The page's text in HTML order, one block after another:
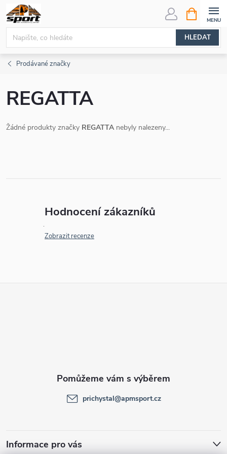
Přejít
na
obsah
HLEDAT
NÁKUPNÍ
KOŠÍK
Prodávané značky
REGATTA
Žádné produkty značky REGATTAnebyly nalezeny...
Hodnocení zákazníků
Zobrazit recenze
Informace pro vás
prichystal@apmsport.cz